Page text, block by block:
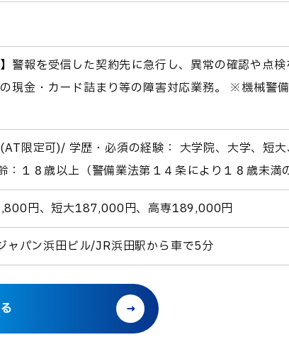
警報を受信した契約先に急行し、異常の確認や点
現金・カード詰まり等の障害対応業務。 ※機械警
限定可)/ 学歴・必須の経験： 大学院、大学、短
：１８歳以上（警備業法第１４条により１８歳未
円、短大187,000円、高専189,000円
ャパン浜田ビル/JR浜田駅から車で5分